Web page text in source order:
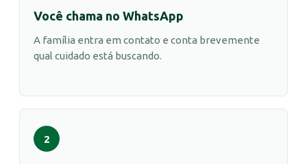
Você chama no WhatsApp
A família entra em contato e conta brevemente
qual cuidado está buscando.
2